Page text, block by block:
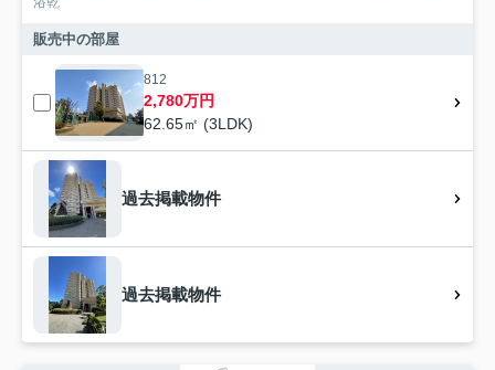
販売中の部屋
812
2,780万円
62.65㎡ (3LDK)
過去掲載物件
過去掲載物件